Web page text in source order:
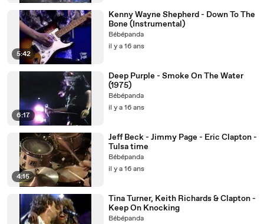
5:42
Kenny Wayne Shepherd - Down To The
Bone (Instrumental)
Bébépanda
il y a 16 ans
6:17
Deep Purple - Smoke On The Water
(1975)
Bébépanda
il y a 16 ans
4:15
Jeff Beck - Jimmy Page - Eric Clapton -
Tulsa time
Bébépanda
il y a 16 ans
Tina Turner, Keith Richards & Clapton -
Keep On Knocking
Bébépanda